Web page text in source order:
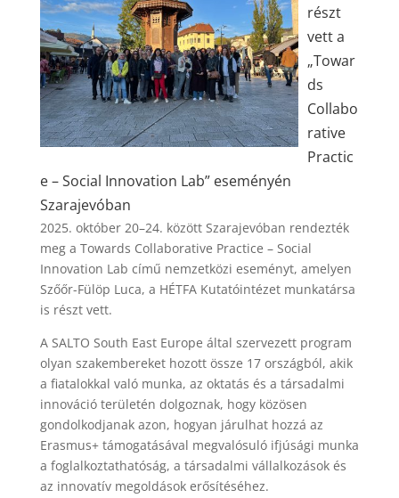
részt
vett a
„Towar
ds
Collabo
rative
Practic
e – Social Innovation Lab” eseményén
Szarajevóban
2025. október 20–24. között Szarajevóban rendezték
meg a Towards Collaborative Practice – Social
Innovation Lab című nemzetközi eseményt, amelyen
Szőőr-Fülöp Luca, a HÉTFA Kutatóintézet munkatársa
is részt vett.
A SALTO South East Europe által szervezett program
olyan szakembereket hozott össze 17 országból, akik
a fiatalokkal való munka, az oktatás és a társadalmi
innováció területén dolgoznak, hogy közösen
gondolkodjanak azon, hogyan járulhat hozzá az
Erasmus+ támogatásával megvalósuló ifjúsági munka
a foglalkoztathatóság, a társadalmi vállalkozások és
az innovatív megoldások erősítéséhez.